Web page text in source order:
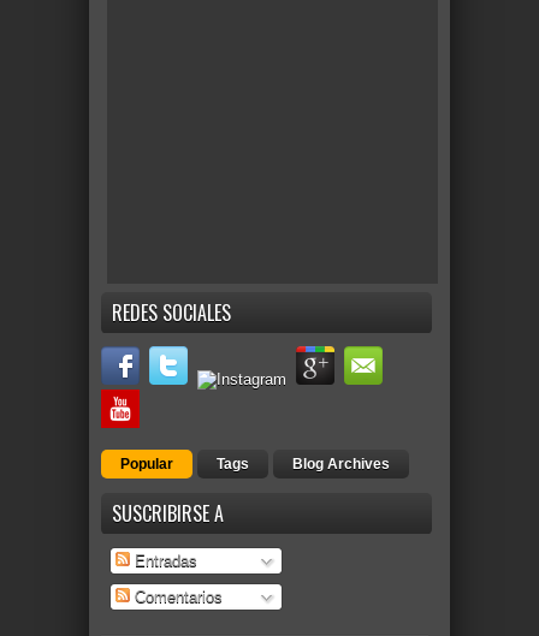
REDES SOCIALES
Popular Tags Blog Archives
SUSCRIBIRSE A
Entradas
Comentarios